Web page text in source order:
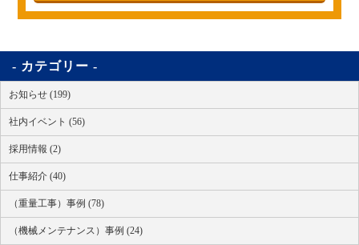
カテゴリー
お知らせ (199)
社内イベント (56)
採用情報 (2)
仕事紹介 (40)
（重量工事）事例 (78)
（機械メンテナンス）事例 (24)